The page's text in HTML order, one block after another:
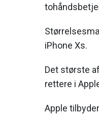
iPhone Xs.
Det største
rettere i
Apple